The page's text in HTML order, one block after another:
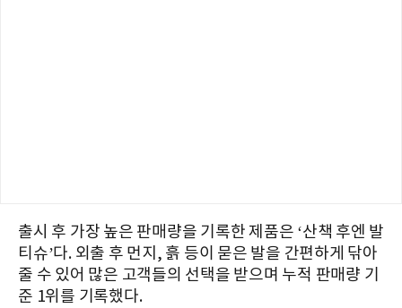
출시 후 가장 높은 판매량을 기록한 제품은 ‘산책 후엔 발
티슈’다. 외출 후 먼지, 흙 등이 묻은 발을 간편하게 닦아
줄 수 있어 많은 고객들의 선택을 받으며 누적 판매량 기
준 1위를 기록했다.